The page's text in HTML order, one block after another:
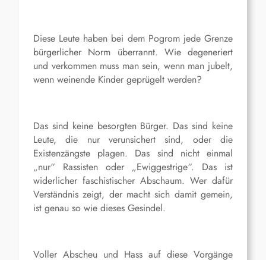
Diese Leute haben bei dem Pogrom jede Grenze
bürgerlicher Norm überrannt. Wie degeneriert
und verkommen muss man sein, wenn man jubelt,
wenn weinende Kinder geprügelt werden?
Das sind keine besorgten Bürger. Das sind keine
Leute, die nur verunsichert sind, oder die
Existenzängste plagen. Das sind nicht einmal
„nur“ Rassisten oder „Ewiggestrige“. Das ist
widerlicher faschistischer Abschaum. Wer dafür
Verständnis zeigt, der macht sich damit gemein,
ist genau so wie dieses Gesindel.
Voller Abscheu und Hass auf diese Vorgänge